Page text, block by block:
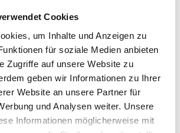
Cookies
um Inhalte und Anzeigen zu
für soziale Medien anbieten
Zugriffe auf unsere Website zu
geben wir Informationen zu Ihrer
Website an unsere Partner für
und Analysen weiter. Unsere
Informationen möglicherweise mit
der Karton Verpackung?
Überstand auf Palette.
Füllmaterial.
für Ihr Unternehmen.
weniger Klebeband wählen.
in größeren Mengen kann
auch.